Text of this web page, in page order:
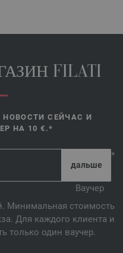
FILATI
НОВОСТИ СЕЙЧАС И
НА 10 €.*
*
Ваучер
Минимальная стоимость
Для каждого клиента и
только один ваучер.